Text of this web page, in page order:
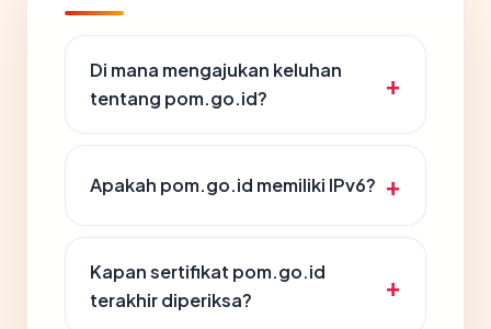
Di mana mengajukan keluhan
tentang pom.go.id?
Apakah pom.go.id memiliki IPv6?
Kapan sertifikat pom.go.id
terakhir diperiksa?